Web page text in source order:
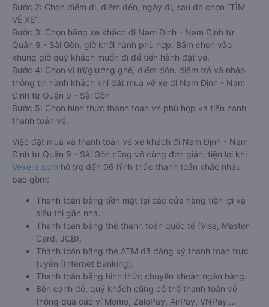
Bước 2: Chọn điểm đi, điểm đến, ngày đi, sau đó chọn “TÌM
VÉ XE”.
Bước 3: Chọn hãng xe khách đi Nam Định - Nam Định từ
Quận 9 - Sài Gòn, giờ khởi hành phù hợp. Bấm chọn vào
khung giờ quý khách muốn đi để tiến hành đặt vé.
Bước 4: Chọn vị trí/giường ghế, điểm đón, điểm trả và nhập
thông tin hành khách khi đặt mua vé xe đi Nam Định - Nam
Định từ Quận 9 - Sài Gòn
Bước 5: Chọn hình thức thanh toán vé phù hợp và tiến hành
thanh toán vé.
Việc đặt mua và thanh toán vé xe khách đi Nam Định - Nam
Định từ Quận 9 - Sài Gòn cũng vô cùng đơn giản, tiện lợi khi
Vexere.com hỗ trợ đến 06 hình thức thanh toán khác nhau
bao gồm:
Thanh toán bằng tiền mặt tại các cửa hàng tiện lợi và
siêu thị gần nhà.
Thanh toán bằng thẻ thanh toán quốc tế (Visa, Master
Card, JCB).
Thanh toán bằng thẻ ATM đã đăng ký thanh toán trực
tuyến (Internet Banking).
Thanh toán bằng hình thức chuyển khoản ngân hàng.
Bên cạnh đó, quý khách cũng có thể thanh toán vé
thông qua các ví Momo, ZaloPay, AirPay, VNPay,…